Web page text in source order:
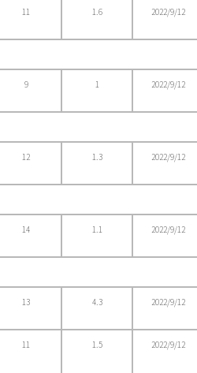
11 1.6 2022/9/12
9 1 2022/9/12
12 1.3 2022/9/12
14 1.1 2022/9/12
13 4.3 2022/9/12
11 1.5 2022/9/12